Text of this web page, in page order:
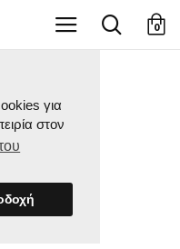
για
στον
X
0